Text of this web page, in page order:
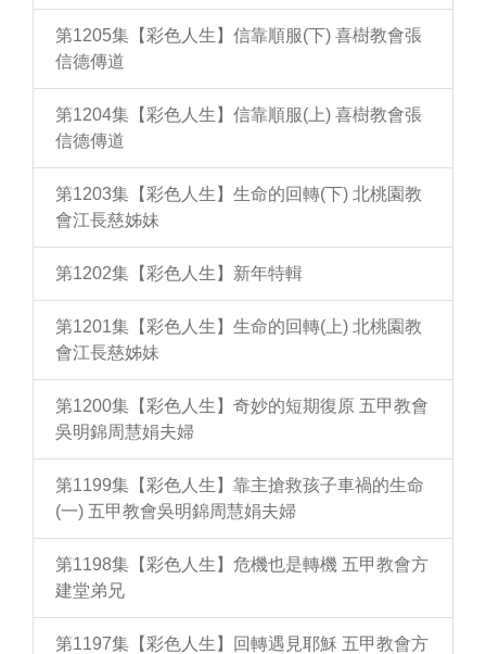
第1205集【彩色人生】信靠順服(下) 喜樹教會張
信德傳道
第1204集【彩色人生】信靠順服(上) 喜樹教會張
信德傳道
第1203集【彩色人生】生命的回轉(下) 北桃園教
會江長慈姊妹
第1202集【彩色人生】新年特輯
第1201集【彩色人生】生命的回轉(上) 北桃園教
會江長慈姊妹
第1200集【彩色人生】奇妙的短期復原 五甲教會
吳明錦周慧娟夫婦
第1199集【彩色人生】靠主搶救孩子車禍的生命
(一) 五甲教會吳明錦周慧娟夫婦
第1198集【彩色人生】危機也是轉機 五甲教會方
建堂弟兄
第1197集【彩色人生】回轉遇見耶穌 五甲教會方